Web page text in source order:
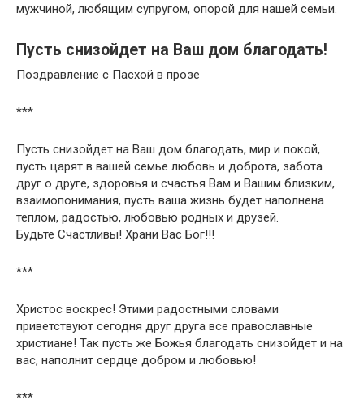
мужчиной, любящим супругом, опорой для нашей семьи.
Пусть снизойдет на Ваш дом благодать!
Поздравление с Пасхой в прозе
***
Пусть снизойдет на Ваш дом благодать, мир и покой,
пусть царят в вашей семье любовь и доброта, забота
друг о друге, здоровья и счастья Вам и Вашим близким,
взаимопонимания, пусть ваша жизнь будет наполнена
теплом, радостью, любовью родных и друзей.
Будьте Счастливы! Храни Вас Бог!!!
***
Христос воскрес! Этими радостными словами
приветствуют сегодня друг друга все православные
христиане! Так пусть же Божья благодать снизойдет и на
вас, наполнит сердце добром и любовью!